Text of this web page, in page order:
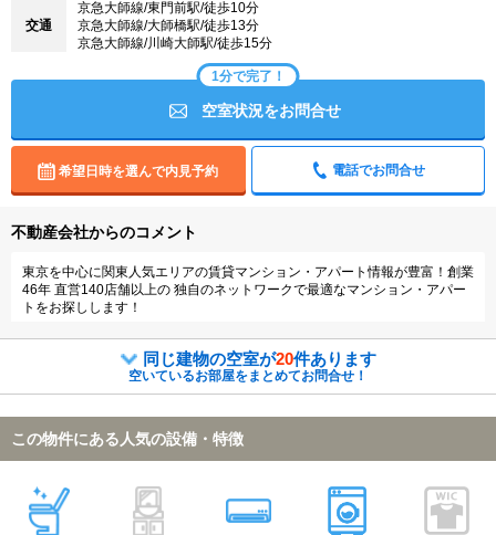
交通
京急大師線/東門前駅/徒歩10分
京急大師線/大師橋駅/徒歩13分
京急大師線/川崎大師駅/徒歩15分
1分で完了！
空室状況をお問合せ
希望日時を選んで内見予約 電話でお問合せ
不動産会社からのコメント
東京を中心に関東人気エリアの賃貸マンション・アパート情報が豊富！創業
46年 直営140店舗以上の 独自のネットワークで最適なマンション・アパー
トをお探しします！
同じ建物の空室が20件あります
空いているお部屋をまとめてお問合せ！
この物件にある人気の設備・特徴